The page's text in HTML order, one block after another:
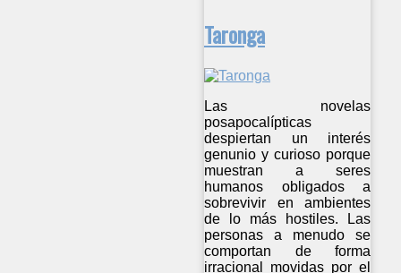
Taronga
Las novelas
posapocalípticas
despiertan un interés
genunio y curioso porque
muestran a seres
humanos obligados a
sobrevivir en ambientes
de lo más hostiles. Las
personas a menudo se
comportan de forma
irracional movidas por el